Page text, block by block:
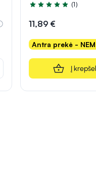
Įvertinimas 5.0 iš 5
(1)
11,89 €
Antra prekė -
Į